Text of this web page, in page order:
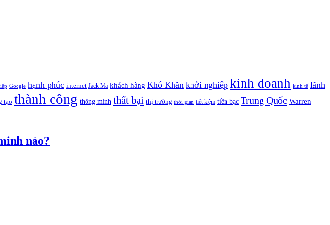
Google hạnh phúc internet Jack Ma khách hàng Khó Khăn khởi nghiệp kinh doanh kinh tế lãnh
tạo thành công thông minh thất bại thị trường thời gian tiết kiệm tiền bạc Trung Quốc Warren
nào?